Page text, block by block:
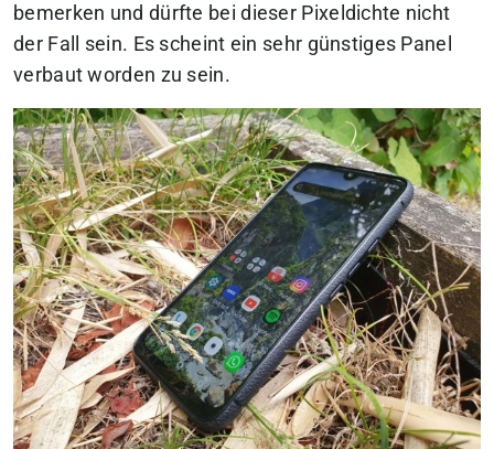
bemerken und dürfte bei dieser Pixeldichte nicht
der Fall sein. Es scheint ein sehr günstiges Panel
verbaut worden zu sein.